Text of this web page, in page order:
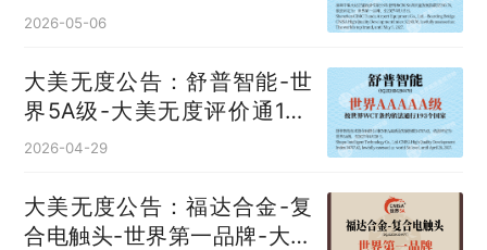
评价通193国
2026-05-06
大美无度公告：舒普智能-世
界5A级-大美无度评价通193
国
2026-04-29
大美无度公告：福达合金-复
合电触头‌-世界第一品牌-大美